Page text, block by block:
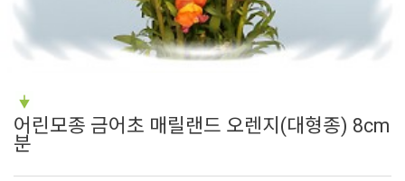
어린모종 금어초 매릴랜드 오렌지(대형종) 8cm
분